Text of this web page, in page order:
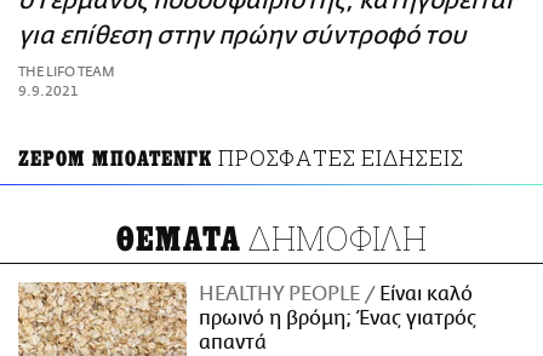
ΑΜΠΑ
PRINT
για επίθεση στην πρώην σύντροφό του
THE LIFO TEAM
9.9.2021
ΖΕΡΟΜ ΜΠΟΑΤΕΝΓΚ ΠΡΟΣΦΑΤΕΣ ΕΙΔΗΣΕΙΣ
ΘΕΜΑΤΑ ΔΗΜΟΦΙΛΗ
HEALTHY PEOPLE
Είναι καλό
πρωινό η βρόμη; Ένας γιατρός
απαντά